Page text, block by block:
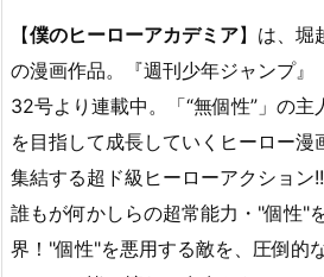
【僕のヒーローアカデミア】は、堀
の漫画作品。『週刊少年ジャンプ』
32号より連載中。「“無個性”」の
を目指して成長していくヒーロー漫
集結する超ド級ヒーローアクション!!
誰もが何かしらの超常能力・"個性"
界！"個性"を悪用する敵を、圧倒的